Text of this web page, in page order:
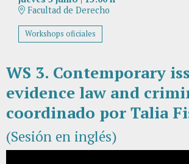
Facultad de Derecho
Workshops oficiales
WS 3. Contemporary
evidence law and
coordinado por Talia
(Sesión en inglés)